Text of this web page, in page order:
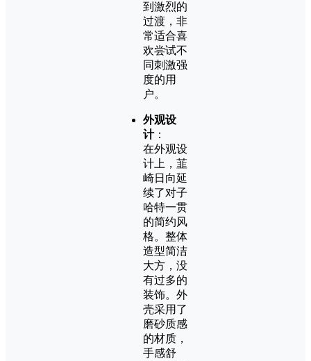
到激烈的
过渡，非
常适合喜
欢尝试不
同刺激强
度的用
户。
外观设
计：
在外观设
计上，韮
崎日向延
续了对子
哈特一贯
的简约风
格。整体
造型简洁
大方，没
有过多的
装饰。外
壳采用了
磨砂质感
的材质，
手感舒